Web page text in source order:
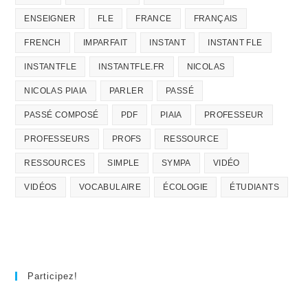
ENSEIGNER FLE FRANCE FRANÇAIS
FRENCH IMPARFAIT INSTANT INSTANT FLE
INSTANTFLE INSTANTFLE.FR NICOLAS
NICOLAS PIAIA PARLER PASSÉ
PASSÉ COMPOSÉ PDF PIAIA PROFESSEUR
PROFESSEURS PROFS RESSOURCE
RESSOURCES SIMPLE SYMPA VIDÉO
VIDÉOS VOCABULAIRE ÉCOLOGIE ÉTUDIANTS
Participez!